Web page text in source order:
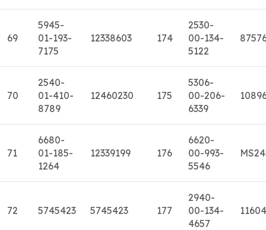
69
5945-
01-193-
7175
12338603 174
2530-
00-134-
5122
70
2540-
01-410-
8789
12460230 175
5306-
00-206-
6339
71
6680-
01-185-
1264
12339199 176
6620-
00-993-
5546
72 5745423 5745423 177
2940-
00-134-
4657